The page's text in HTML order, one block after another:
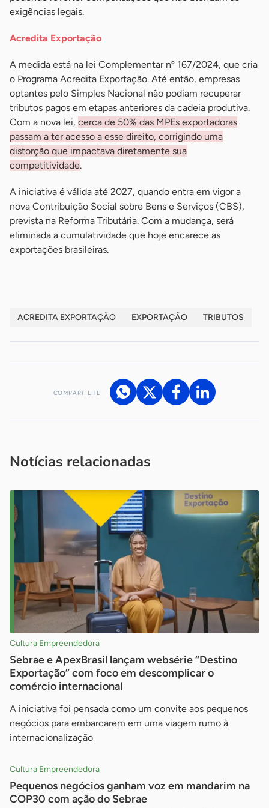
exigências legais.
Acredita Exportação
A medida está na lei Complementar nº 167/2024, que cria
o Programa Acredita Exportação. Até então, empresas
optantes pelo Simples Nacional não podiam recuperar
tributos pagos em etapas anteriores da cadeia produtiva.
Com a nova lei, cerca de 50% das MPEs exportadoras
passam a ter acesso a esse direito, corrigindo uma
distorção que impactava diretamente sua
competitividade.
A iniciativa é válida até 2027, quando entra em vigor a
nova Contribuição Social sobre Bens e Serviços (CBS),
prevista na Reforma Tributária. Com a mudança, será
eliminada a cumulatividade que hoje encarece as
exportações brasileiras.
ACREDITA EXPORTAÇÃO EXPORTAÇÃO TRIBUTOS
COMPARTILHE
Notícias relacionadas
Cultura Empreendedora
Sebrae e ApexBrasil lançam websérie “Destino
Exportação” com foco em descomplicar o
comércio internacional
A iniciativa foi pensada como um convite aos pequenos
negócios para embarcarem em uma viagem rumo à
internacionalização
Cultura Empreendedora
Pequenos negócios ganham voz em mandarim na
COP30 com ação do Sebrae